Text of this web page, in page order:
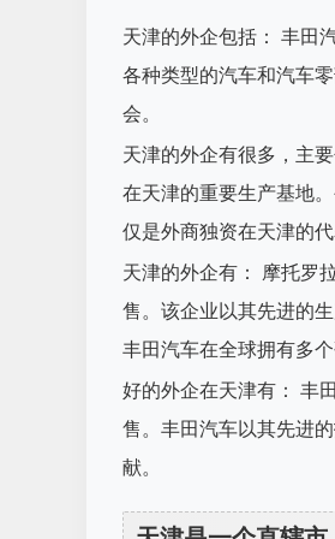
天津的外企包括： 丰田
各种类型的汽车和汽车
会。
天津的外企有很多，主
在天津的重要生产基地
仅是外商独资在天津的
天津的外企有： 摩托罗
售。该企业以其先进的
丰田汽车在全球拥有多
好的外企在天津有： 丰
售。丰田汽车以其先进
献。